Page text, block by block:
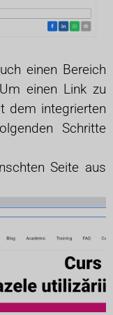
einen Bereich
einen Link zu
dem integrierten
Schritte
Seite aus